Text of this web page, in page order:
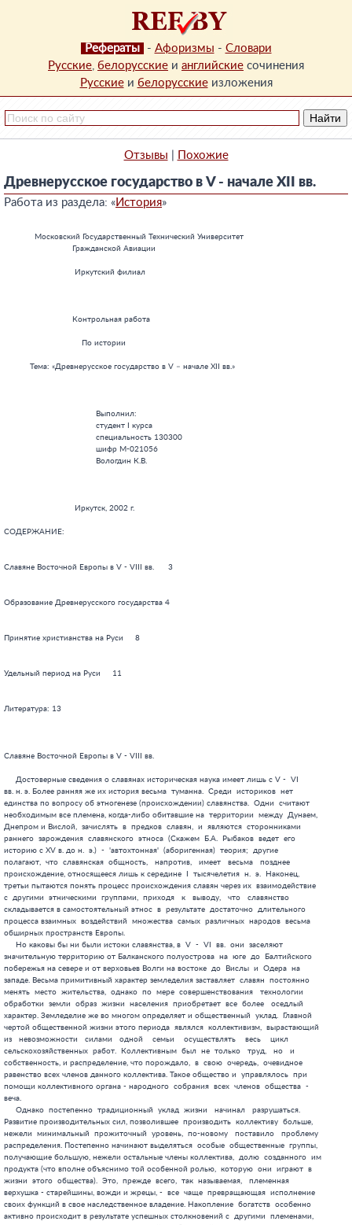
Рефераты - Афоризмы - Словари
Русские, белорусские и английские сочинения
Русскиеи белорусскиеизложения
Отзывы Похожие
Древнерусское государство в V - начале XII вв.
Работа из раздела: «История»